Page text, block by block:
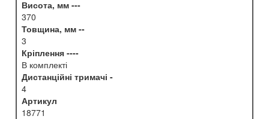
Висота, мм ---
370
Товщина, мм --
3
Кріплення ----
В комплекті
Дистанційні тримачі -
4
Артикул
18771